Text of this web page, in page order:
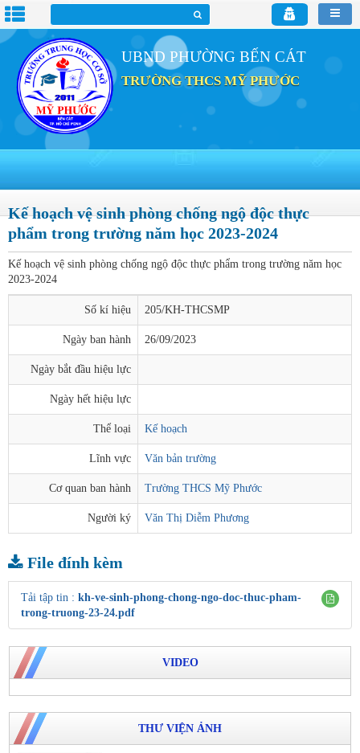
UBND PHƯỜNG BẾN CÁT
TRƯỜNG THCS MỸ PHƯỚC
Kế hoạch vệ sinh phòng chống ngộ độc thực
phẩm trong trường năm học 2023-2024
Kế hoạch vệ sinh phòng chống ngộ độc thực phẩm trong trường năm học
2023-2024
Số kí hiệu 205/KH-THCSMP
Ngày ban hành 26/09/2023
Ngày bắt đầu hiệu lực
Ngày hết hiệu lực
Thể loại Kế hoạch
Lĩnh vực Văn bản trường
Cơ quan ban hành Trường THCS Mỹ Phước
Người ký Văn Thị Diễm Phương
File đính kèm
Tải tập tin : kh-ve-sinh-phong-chong-ngo-doc-thuc-pham-
trong-truong-23-24.pdf
VIDEO
THƯ VIỆN ẢNH